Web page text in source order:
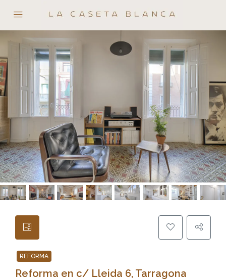
REFORMA
Reforma en c/ Lleida 6, Tarragona